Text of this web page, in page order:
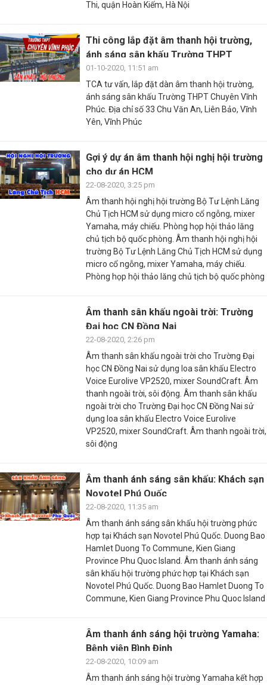
Thi, quận Hoàn Kiếm, Hà Nội
Thi công lắp đặt âm thanh hội trường,
ánh sáng sân khấu Trường THPT
Chuyên ...
01-10-2020, 11:51 am
TCA tư vấn, lắp đặt dàn âm thanh hội trường,
ánh sáng sân khấu Trường THPT Chuyên Vĩnh
Phúc. Địa chỉ số 33 Chu Văn An, Liên Bảo, Vĩnh
Yên, Vĩnh Phúc
Gợi ý dự án âm thanh hội nghị hội trường
cho dự án HCM
22-08-2020, 3:25 pm
Âm thanh hội nghị hội trường Bộ Tư Lệnh Lăng
Chủ Tịch HCM sử dụng micro cổ ngỗng, mixer
Yamaha, máy chiếu. Phòng họp hội thảo lăng
chủ tịch bộ quốc phòng. Âm thanh hội nghị hội
trường Bộ Tư Lệnh Lăng Chủ Tịch HCM sử dụng
micro cổ ngỗng, mixer Yamaha, máy chiếu.
Phòng họp hội thảo lăng chủ tịch bộ quốc phòng
Âm thanh sân khấu ngoài trời: Trường
Đại học CN Đồng Nai
22-08-2020, 2:26 pm
Âm thanh sân khấu ngoài trời cho Trường Đại
học CN Đồng Nai sử dụng loa sân khấu Electro
Voice Eurolive VP2520, mixer SoundCraft. Âm
thanh ngoài trời, sôi động. Âm thanh sân khấu
ngoài trời cho Trường Đại học CN Đồng Nai sử
dụng loa sân khấu Electro Voice Eurolive
VP2520, mixer SoundCraft. Âm thanh ngoài trời,
sôi động
Âm thanh ánh sáng sân khấu: Khách sạn
Novotel Phú Quốc
22-08-2020, 11:35 am
Âm thanh ánh sáng sân khấu hội trường phức
hợp tại Khách sạn Novotel Phú Quốc. Duong Bao
Hamlet Duong To Commune, Kien Giang
Province Phu Quoc Island. Âm thanh ánh sáng
sân khấu hội trường phức hợp tại Khách sạn
Novotel Phú Quốc. Duong Bao Hamlet Duong To
Commune, Kien Giang Province Phu Quoc Island
Âm thanh ánh sáng hội trường Yamaha:
Bệnh viện Bình Định
22-08-2020, 10:09 am
Âm thanh ánh sáng hội trường Yamaha kết hợp